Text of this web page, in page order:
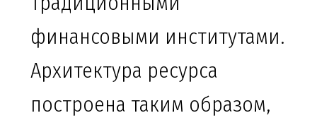
финансовыми институтами.
Архитектура ресурса
построена таким образом,